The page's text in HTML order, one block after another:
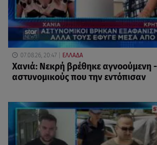
07.08.26, 20:47 ΕΛΛΑΔΑ
Χανιά: Νεκρή βρέθηκε αγνοούμενη
αστυνομικούς που την εντόπισαν